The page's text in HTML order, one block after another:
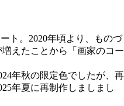
ト。2020年頃より、ものづ
えたことから「画家のコー
年秋の限定色でしたが、再
年夏に再制作しましまし